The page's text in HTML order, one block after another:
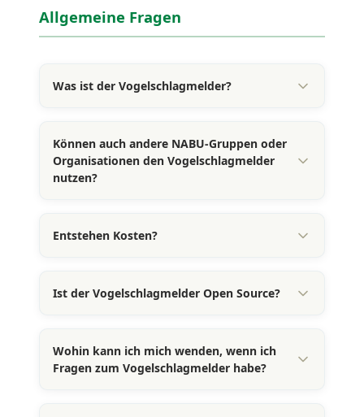
Allgemeine Fragen
Was ist der Vogelschlagmelder?
Können auch andere NABU-Gruppen oder
Organisationen den Vogelschlagmelder
nutzen?
Entstehen Kosten?
Ist der Vogelschlagmelder Open Source?
Wohin kann ich mich wenden, wenn ich
Fragen zum Vogelschlagmelder habe?